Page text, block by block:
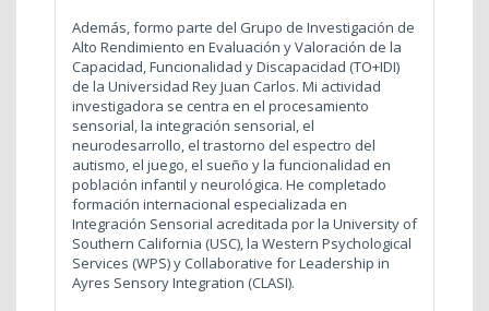
Además, formo parte del Grupo de Investigación de
Alto Rendimiento en Evaluación y Valoración de la
Capacidad, Funcionalidad y Discapacidad (TO+IDI)
de la Universidad Rey Juan Carlos. Mi actividad
investigadora se centra en el procesamiento
sensorial, la integración sensorial, el
neurodesarrollo, el trastorno del espectro del
autismo, el juego, el sueño y la funcionalidad en
población infantil y neurológica. He completado
formación internacional especializada en
Integración Sensorial acreditada por la University of
Southern California (USC), la Western Psychological
Services (WPS) y Collaborative for Leadership in
Ayres Sensory Integration (CLASI).